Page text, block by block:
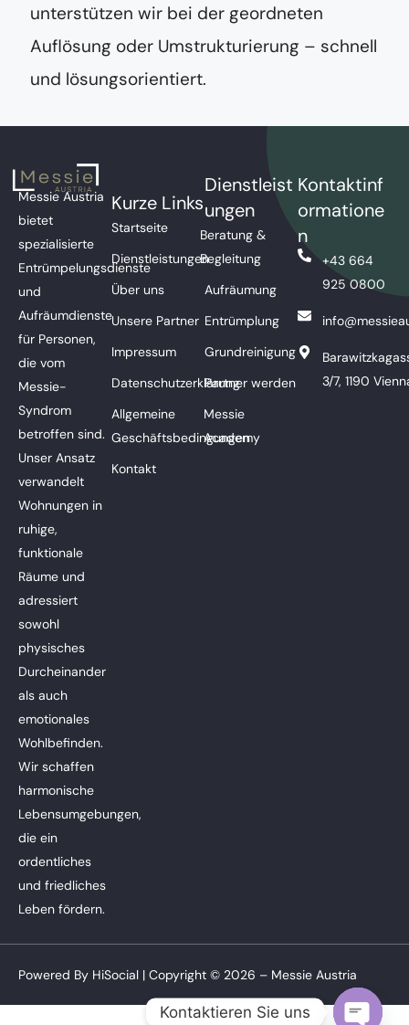
unterstützen wir bei der geordneten
Auflösung oder Umstrukturierung – schnell
und lösungsorientiert.
Messie Austria
bietet
spezialisierte
Entrümpelungsdienste
und
Aufräumdienste
für Personen,
die vom
Messie-
Syndrom
betroffen sind.
Unser Ansatz
verwandelt
Wohnungen in
ruhige,
funktionale
Räume und
adressiert
sowohl
physisches
Durcheinander
als auch
emotionales
Wohlbefinden.
Wir schaffen
harmonische
Lebensumgebungen,
die ein
ordentliches
und friedliches
Leben fördern.
Kurze Links
Startseite
Dienstleistungen
Über uns
Unsere Partner
Impressum
Datenschutzerklärung
Allgemeine
Geschäftsbedingungen
Kontakt
Dienstleist
ungen
Beratung &
Begleitung
Aufräumung
Entrümplung
Grundreinigung
Partner werden
Messie
Academy
Kontaktinf
ormatione
n
+43 664
925 0800
3/7, 1190
Powered By HiSocial | Copyright © 2026 – Messie Austria
Kontaktieren Sie uns